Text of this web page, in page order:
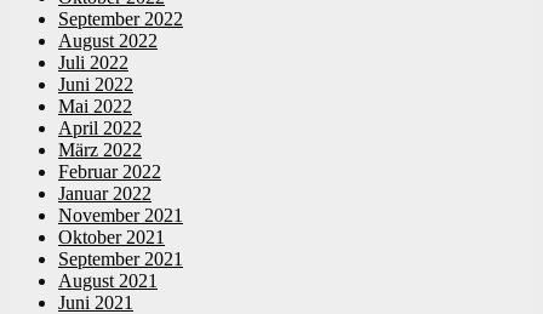
September 2022
August 2022
Juli 2022
Juni 2022
Mai 2022
April 2022
März 2022
Februar 2022
Januar 2022
November 2021
Oktober 2021
September 2021
August 2021
Juni 2021